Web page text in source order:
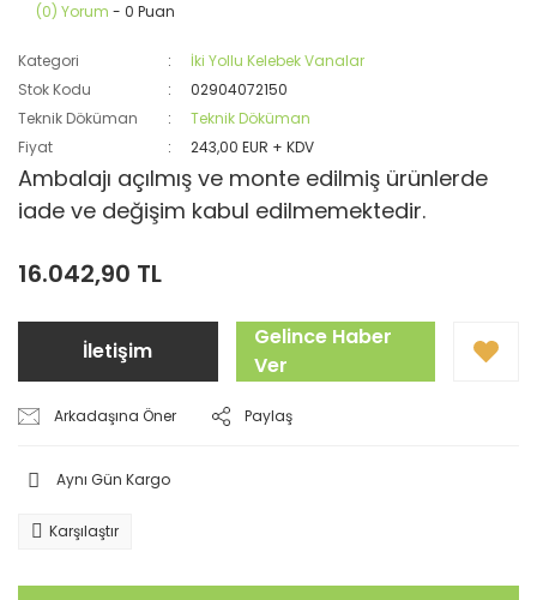
(0) Yorum - 0 Puan
Kategori
İki Yollu Kelebek Vanalar
Stok Kodu
02904072150
Teknik Döküman
Teknik Döküman
Fiyat
243,00 EUR + KDV
Ambalajı açılmış ve monte edilmiş ürünlerde
iade ve değişim kabul edilmemektedir.
16.042,90 TL
İletişim
Gelince Haber
Ver
Arkadaşına Öner Paylaş
Aynı Gün Kargo
Karşılaştır